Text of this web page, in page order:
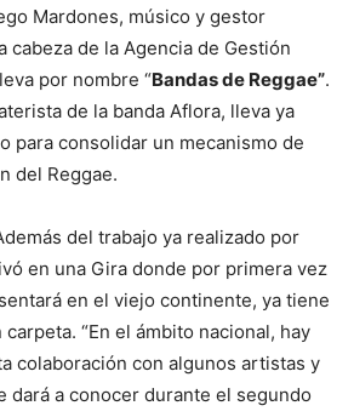
Mardones, músico y gestor
cabeza de la Agencia de Gestión
por nombre “Bandas de Reggae”.
de la banda Aflora, lleva ya
para consolidar un mecanismo de
del Reggae.
del trabajo ya realizado por
en una Gira donde por primera vez
en el viejo continente, ya tiene
“En el ámbito nacional, hay
colaboración con algunos artistas y
dará a conocer durante el segundo